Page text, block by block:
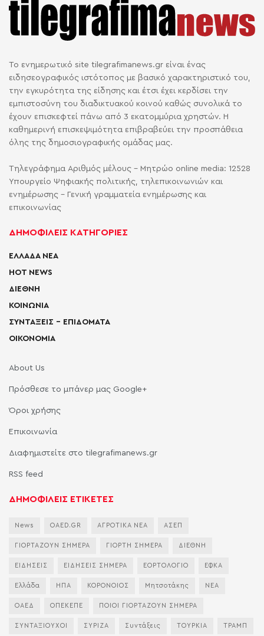
Το ενημερωτικό site tilegrafimanews.gr είναι ένας
ειδησεογραφικός ιστότοπος με βασικό χαρακτηριστικό του,
την εγκυρότητα της είδησης και έτσι έχει κερδίσει την
εμπιστοσύνη του διαδικτυακού κοινού καθώς συνολικά το
έχουν επισκεφτεί πάνω από 3 εκατομμύρια χρηστών. Η
καθημερινή επισκεψιμότητα επιβραβεύει την προσπάθεια
όλης της δημοσιογραφικής ομάδας μας.
Τηλεγράφημα Αριθμός μέλους - Μητρώο online media: 12528
Υπουργείο Ψηφιακής πολιτικής, τηλεπικοινωνιών και
ενημέρωσης - Γενική γραμματεία ενημέρωσης και
επικοινωνίας
ΔΗΜΟΦΙΛΕΙΣ ΚΑΤΗΓΟΡΙΕΣ
ΕΛΛΑΔΑ ΝΕΑ
HOT NEWS
ΔΙΕΘΝΗ
ΚΟΙΝΩΝΙΑ
ΣΥΝΤΑΞΕΙΣ – ΕΠΙΔΟΜΑΤΑ
ΟΙΚΟΝΟΜΙΑ
About Us
Πρόσθεσε το μπάνερ μας Google+
Όροι χρήσης
Επικοινωνία
Διαφημιστείτε στο tilegrafimanews.gr
RSS feed
ΔΗΜΟΦΙΛΕΙΣ ΕΤΙΚΕΤΕΣ
News OAED.GR ΑΓΡΟΤΙΚΑ ΝΕΑ ΑΣΕΠ
ΓΙΟΡΤΑΖΟΥΝ ΣΗΜΕΡΑ ΓΙΟΡΤΗ ΣΗΜΕΡΑ ΔΙΕΘΝΗ
ΕΙΔΗΣΕΙΣ ΕΙΔΗΣΕΙΣ ΣΗΜΕΡΑ ΕΟΡΤΟΛΟΓΙΟ ΕΦΚΑ
Ελλάδα ΗΠΑ ΚΟΡΟΝΟΙΟΣ Μητσοτάκης ΝΕΑ
ΟΑΕΔ ΟΠΕΚΕΠΕ ΠΟΙΟΙ ΓΙΟΡΤΑΖΟΥΝ ΣΗΜΕΡΑ
ΣΥΝΤΑΞΙΟΥΧΟΙ ΣΥΡΙΖΑ Συντάξεις ΤΟΥΡΚΙΑ ΤΡΑΜΠ